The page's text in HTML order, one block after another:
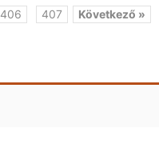
406 407 Következő »